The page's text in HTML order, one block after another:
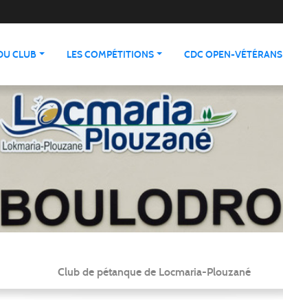
CLUB LES COMPÉTITIONS CDC OPEN-VÉTÉRANS
Club de pétanque de Locmaria-Plouzané